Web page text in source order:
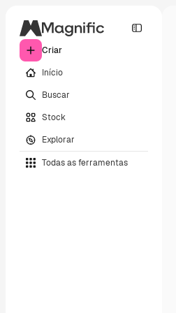
Criar
Início
Buscar
Stock
Explorar
Todas as ferramentas